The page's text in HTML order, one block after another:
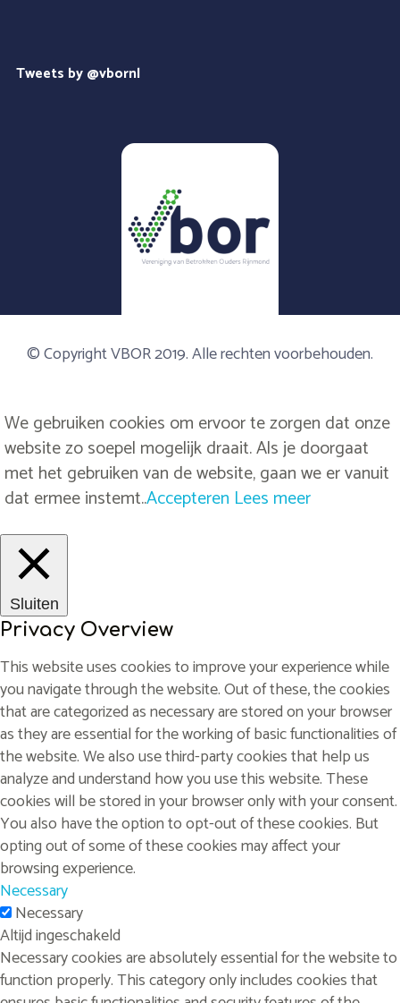
Tweets by @vbornl
© Copyright VBOR 2019. Alle rechten voorbehouden.
We gebruiken cookies om ervoor te zorgen dat onze
website zo soepel mogelijk draait. Als je doorgaat
met het gebruiken van de website, gaan we er vanuit
dat ermee instemt..Accepteren Lees meer
Sluiten
Privacy Overview
This website uses cookies to improve your experience while
you navigate through the website. Out of these, the cookies
that are categorized as necessary are stored on your browser
as they are essential for the working of basic functionalities of
the website. We also use third-party cookies that help us
analyze and understand how you use this website. These
cookies will be stored in your browser only with your consent.
You also have the option to opt-out of these cookies. But
opting out of some of these cookies may affect your
browsing experience.
Necessary
Necessary
Altijd ingeschakeld
Necessary cookies are absolutely essential for the website to
function properly. This category only includes cookies that